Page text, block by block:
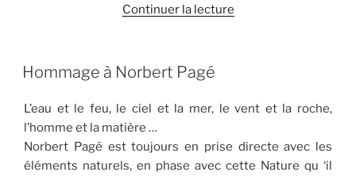
Continuer la lecturede
Hommage à Norbert Pagé
L’eau et le feu, le ciel et la mer, le vent et la roche,
l’homme et la matière …
Norbert Pagé est toujours en prise directe avec les
éléments naturels, en phase avec cette Nature qu ‘il